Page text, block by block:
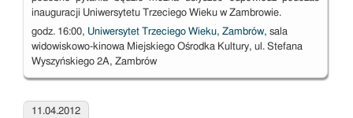
inauguracji Uniwersytetu Trzeciego Wieku w Zambrowie.
godz. 16:00, Uniwersytet Trzeciego Wieku, Zambrów, sala
widowiskowo-kinowa Miejskiego Ośrodka Kultury, ul. Stefana
Wyszyńskiego 2A, Zambrów
11.04.2012